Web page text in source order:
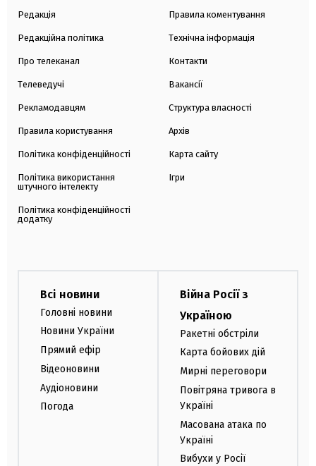
Редакція
Редакційна політика
Про телеканал
Телеведучі
Рекламодавцям
Правила користування
Політика конфіденційності
Політика використання
штучного інтелекту
Політика конфіденційності
додатку
Правила коментування
Технічна інформація
Контакти
Вакансії
Структура власності
Архів
Карта сайту
Ігри
Всі новини
Головні новини
Новини України
Прямий ефір
Відеоновини
Аудіоновини
Погода
Війна Росії з
Україною
Ракетні обстріли
Карта бойових дій
Мирні переговори
Повітряна тривога в
Україні
Масована атака по
Україні
Вибухи у Росії